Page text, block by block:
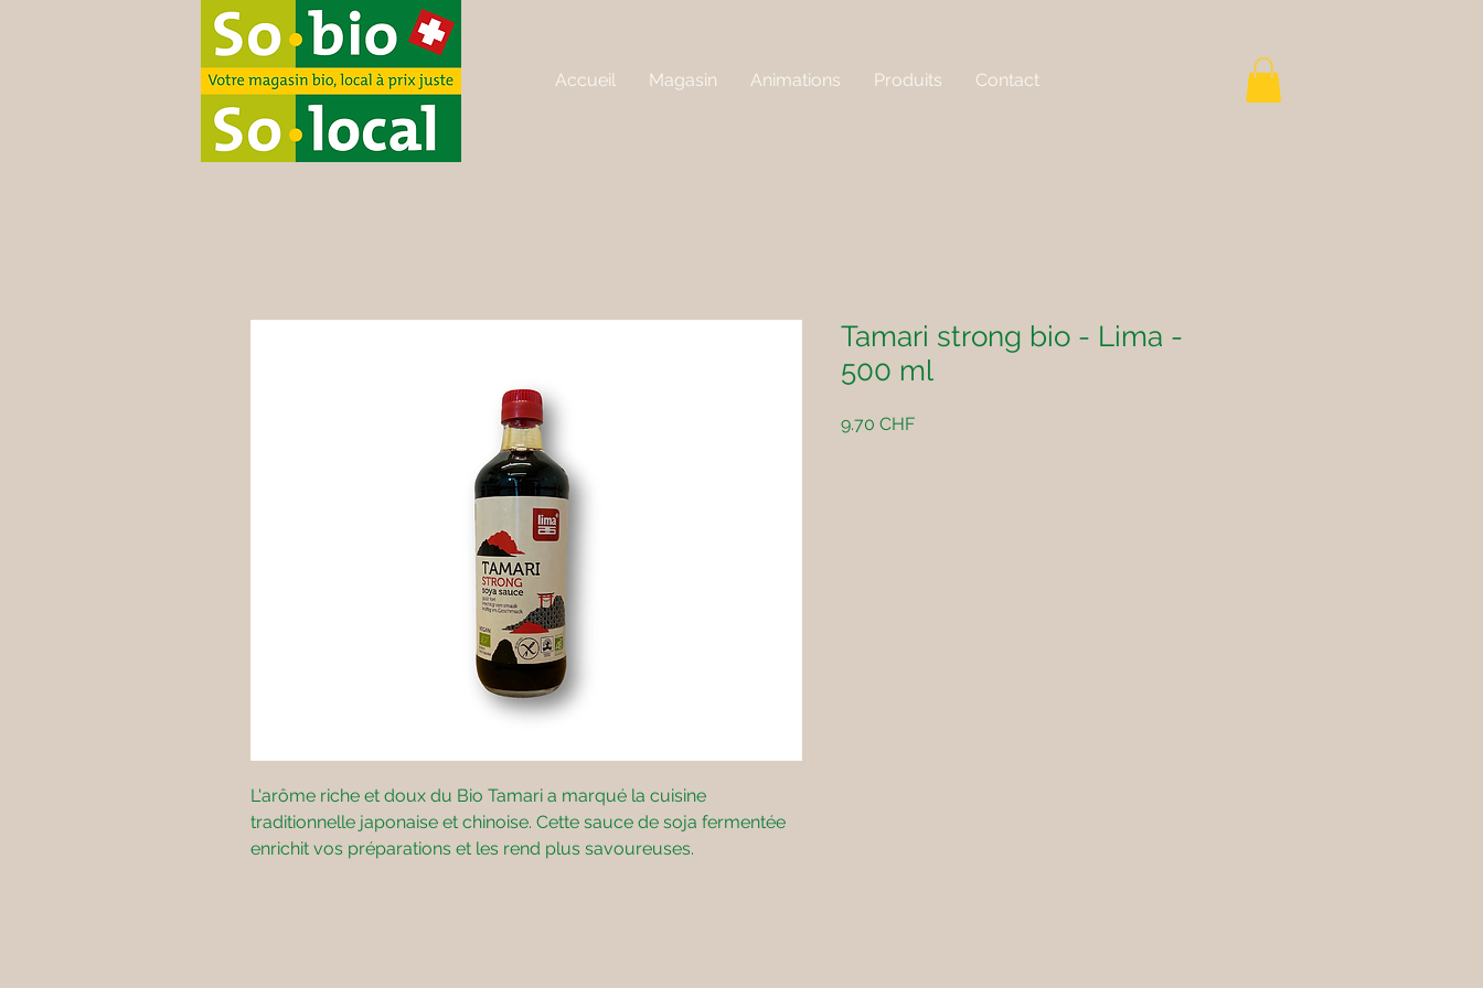
Accueil Magasin Animations Produits Contact
L'arôme riche et doux du Bio Tamari a marqué la cuisine
traditionnelle japonaise et chinoise. Cette sauce de soja fermentée
enrichit vos préparations et les rend plus savoureuses.
Tamari strong bio - Lima -
500 ml
9.70 CHFPrix